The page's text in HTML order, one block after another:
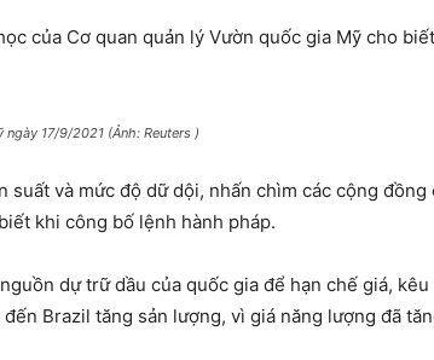
của Cơ quan quản lý Vườn quốc gia Mỹ cho
17/9/2021 (Ảnh: Reuters )
và mức độ dữ dội, nhấn chìm các cộng
khi công bố lệnh hành pháp.
dự trữ dầu của quốc gia để hạn chế giá,
Brazil tăng sản lượng, vì giá năng lượng đã